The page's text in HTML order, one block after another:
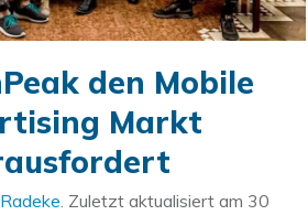
den Mobile
Markt
. Zuletzt aktualisiert am 30